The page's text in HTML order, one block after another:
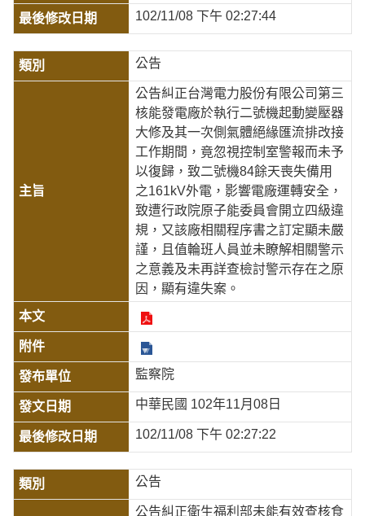
102/11/08 下午 02:27:44
公告
公告糾正台灣電力股份有限公司第三
核能發電廠於執行二號機起動變壓器
大修及其一次側氣體絕緣匯流排改接
工作期間，竟忽視控制室警報而未予
以復歸，致二號機84餘天喪失備用
之161kV外電，影響電廠運轉安全，
致遭行政院原子能委員會開立四級違
規，又該廠相關程序書之訂定顯未嚴
謹，且值輪班人員並未瞭解相關警示
之意義及未再詳查檢討警示存在之原
因，顯有違失案。
監察院
中華民國 102年11月08日
102/11/08 下午 02:27:22
公告
公告糾正衛生福利部未能有效查核食